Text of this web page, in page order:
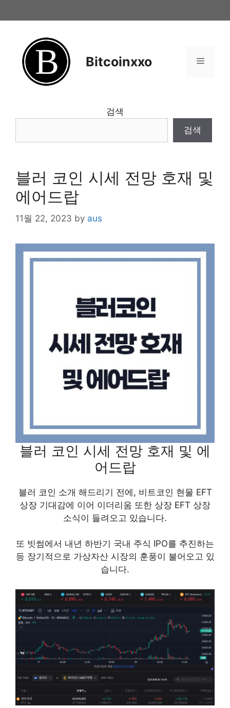
to
Bitcoinxxo Menu
검색
검색
블러 코인 시세 전망 호재 및
에어드랍
11월 22, 2023 by aus
블러 코인 시세 전망 호재 및 에
어드랍
블러 코인 소개 해드리기 전에, 비트코인 현물 EFT
상장 기대감에 이어 이더리움 또한 상장 EFT 상장
소식이 들려오고 있습니다.
또 빗썸에서 내년 하반기 국내 주식 IPO를 추진하는
등 장기적으로 가상자산 시장의 훈풍이 불어오고 있
습니다.